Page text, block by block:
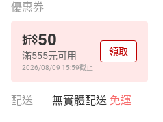
優惠券
折$50
滿555元可用
2026/08/09 15:59截止
領取
配送 無實體配送 免運